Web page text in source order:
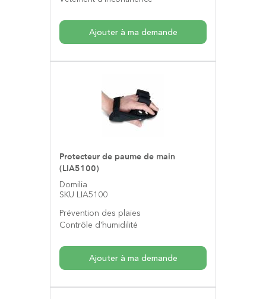
Ajouter à ma demande
Protecteur de paume de main
(LIA5100)
Domilia
SKU LIA5100
Prévention des plaies
Contrôle d'humidilité
Ajouter à ma demande